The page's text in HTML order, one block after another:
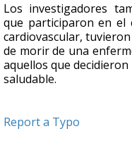
Los investigadores
que participaron en el
cardiovascular,
de morir de una
aquellos que
saludable.
Report a Typo